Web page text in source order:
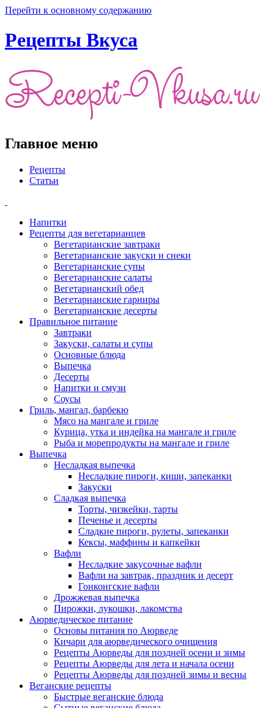
Перейти к основному содержанию
Рецепты Вкуса
Главное меню
Рецепты
Статьи
Напитки
Рецепты для вегетарианцев
Вегетарианские завтраки
Вегетарианские закуски и снеки
Вегетарианские супы
Вегетарианские салаты
Вегетарианский обед
Вегетарианские гарниры
Вегетарианские десерты
Правильное питание
Завтраки
Закуски, салаты и супы
Основные блюда
Выпечка
Десерты
Напитки и смузи
Соусы
Гриль, мангал, барбекю
Мясо на мангале и гриле
Курица, утка и индейка на мангале и гриле
Рыба и морепродукты на мангале и гриле
Выпечка
Несладкая выпечка
Несладкие пироги, киши, запеканки
Закуски
Сладкая выпечка
Торты, чизкейки, тарты
Печенье и десерты
Сладкие пироги, рулеты, запеканки
Кексы, маффины и капкейки
Вафли
Несладкие закусочные вафли
Вафли на завтрак, праздник и десерт
Гонконгские вафли
Дрожжевая выпечка
Пирожки, лукошки, лакомства
Аюрведическое питание
Основы питания по Аюрведе
Кичари для аюрведического очищения
Рецепты Аюрведы для поздней осени и зимы
Рецепты Аюрведы для лета и начала осени
Рецепты Аюрведы для поздней зимы и весны
Веганские рецепты
Быстрые веганские блюда